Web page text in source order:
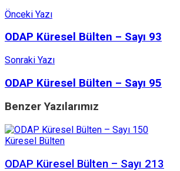
Önceki Yazı
ODAP Küresel Bülten – Sayı 93
Sonraki Yazı
ODAP Küresel Bülten – Sayı 95
BenzerYazılarımız
Küresel Bülten
ODAP Küresel Bülten – Sayı 213